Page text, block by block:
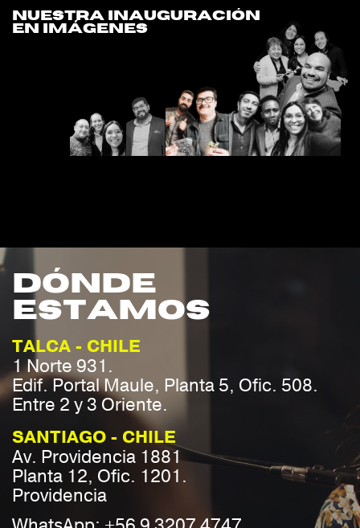
nuestra inauguración
en imágenes
dónde
estamos
TALCA - CHILE
1 Norte 931.
Edif. Portal Maule, Planta 5, Ofic. 508.
Entre 2 y 3 Oriente.
SANTIAGO - CHILE
Av. Providencia 1881
Planta 12, Ofic. 1201.
Providencia